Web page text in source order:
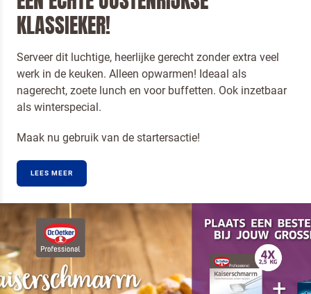
KLASSIEKER!
Serveer dit luchtige, heerlijke gerecht zonder extra veel
werk in de keuken. Alleen opwarmen! Ideaal als
nagerecht, zoete lunch en voor buffetten. Ook inzetbaar
als winterspecial.
Maak nu gebruik van de startersactie!
LEES MEER